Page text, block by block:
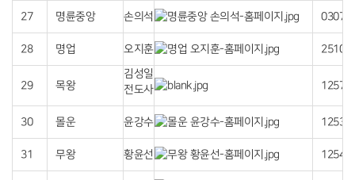
27 명륜중앙 손의석 03074
28 명업 오지훈 25103
29 목왕
김성일
전도사
12579
30 몰운 윤강수 12532
31 무왕 황윤선 12542